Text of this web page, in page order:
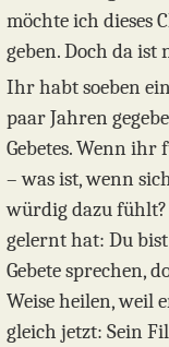
möchte ich dieses
geben. Doch da ist
Ihr habt soeben
paar Jahren
Gebetes. Wenn ihr
– was ist, wenn
würdig dazu fühlt?
gelernt hat: Du
Gebete sprechen,
Weise heilen, weil
gleich jetzt: Sein